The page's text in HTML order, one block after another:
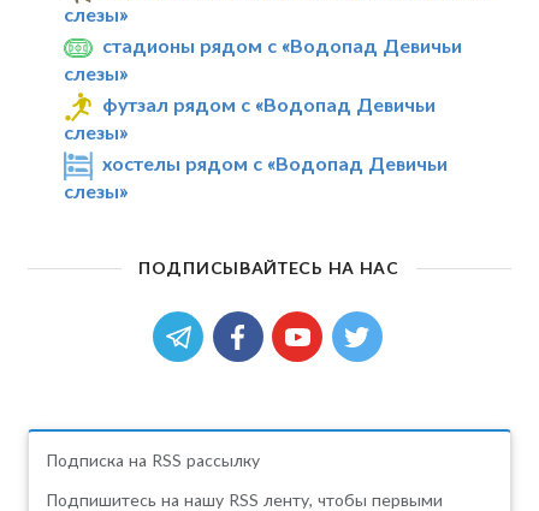
слезы»
стадионы рядом с «Водопад Девичьи
слезы»
футзал рядом с «Водопад Девичьи
слезы»
хостелы рядом с «Водопад Девичьи
слезы»
ПОДПИСЫВАЙТЕСЬ НА НАС
Подписка на RSS рассылку
Подпишитесь на нашу RSS ленту, чтобы первыми